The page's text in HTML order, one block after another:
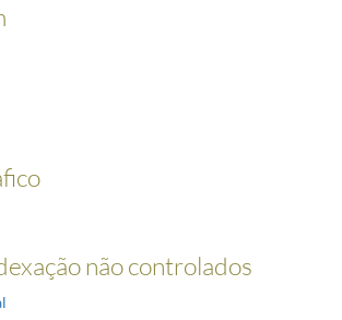
não controlados